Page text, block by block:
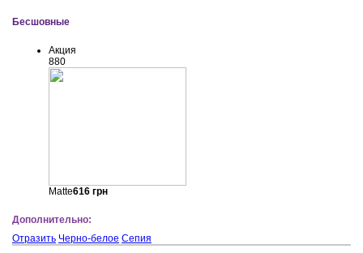
Бесшовные
Акция
880
Matte616грн
Дополнительно:
Отразить Черно-белое Сепия